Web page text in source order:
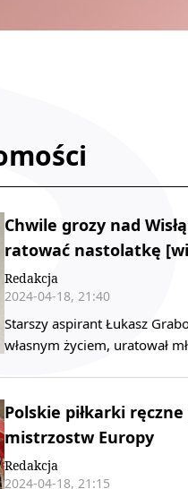
Chwile grozy nad
ratować nastolatkę
Redakcja
2024-04-18, 21:40
Starszy aspirant Łukasz
własnym życiem, uratował
Polskie piłkarki
mistrzostw Europy
Redakcja
2024-04-18, 21:15